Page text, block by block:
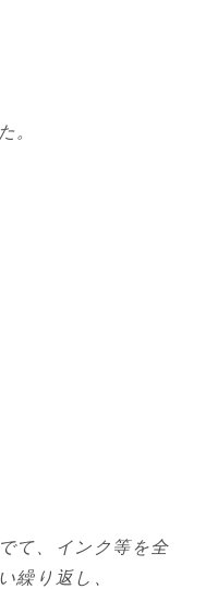
。
て、インク等を全
繰り返し、